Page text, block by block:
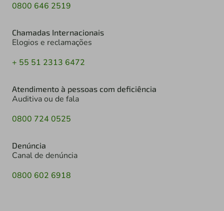
0800 646 2519
Chamadas Internacionais
Elogios e reclamações
+ 55 51 2313 6472
Atendimento à pessoas com deficiência
Auditiva ou de fala
0800 724 0525
Denúncia
Canal de denúncia
0800 602 6918